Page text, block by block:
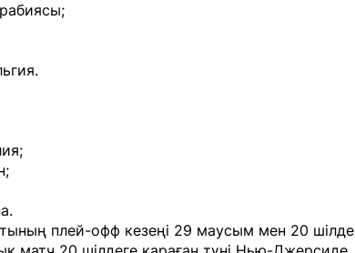
плей-офф кезеңі 29 маусым мен 20 шілде